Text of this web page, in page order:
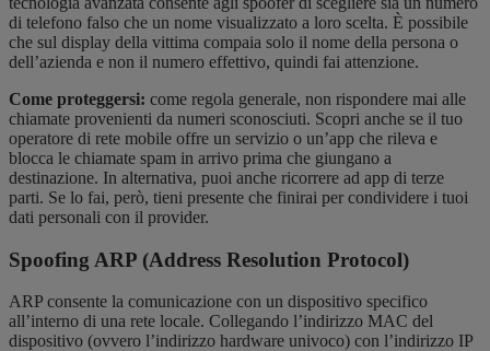
di telefono falso che un nome visualizzato a loro scelta. È possibile
che sul display della vittima compaia solo il nome della persona o
dell’azienda e non il numero effettivo, quindi fai attenzione.
Come proteggersi: come regola generale, non rispondere mai alle
chiamate provenienti da numeri sconosciuti. Scopri anche se il tuo
operatore di rete mobile offre un servizio o un’app che rileva e
blocca le chiamate spam in arrivo prima che giungano a
destinazione. In alternativa, puoi anche ricorrere ad app di terze
parti. Se lo fai, però, tieni presente che finirai per condividere i tuoi
dati personali con il provider.
Spoofing ARP (Address Resolution Protocol)
ARP consente la comunicazione con un dispositivo specifico
all’interno di una rete locale. Collegando l’indirizzo MAC del
dispositivo (ovvero l’indirizzo hardware univoco) con l’indirizzo IP